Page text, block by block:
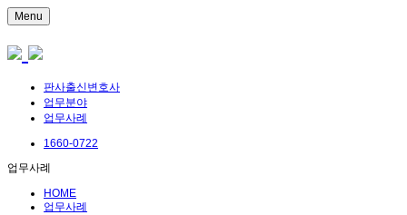
Menu
판사출신변호사
업무분야
업무사례
1660-0722
업무사례
HOME
업무사례